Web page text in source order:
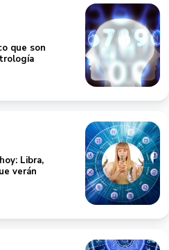
que son
Libra,
verán